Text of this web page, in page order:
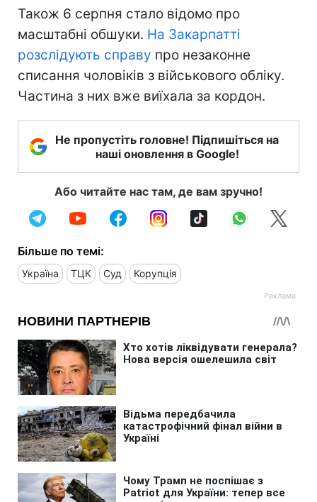
Також 6 серпня стало відомо про
масштабні обшуки. На Закарпатті
розслідують справу про незаконне
списання чоловіків з військового обліку.
Частина з них вже виїхала за кордон.
Не пропустіть головне! Підпишіться на
наші оновлення в Google!
Або читайте нас там, де вам зручно!
Більше по темі:
Україна ТЦК Суд Корупція